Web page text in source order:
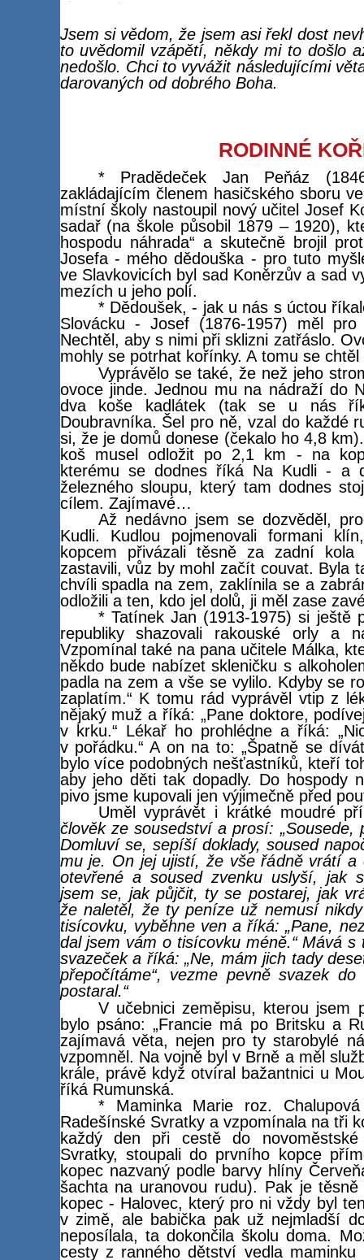
Jsem si vědom, že jsem asi řekl dost
to uvědomil vzápětí, někdy mi to došlo
nedošlo. Chci to vyvážit následujícími
darovaných od dobrého Boha.
RODINNÉ
* Pradědeček Jan Peňáz
zakládajícím členem hasičského sboru
místní školy nastoupil nový učitel Josef
sadař (na škole působil 1879 – 1920),
hospodu náhrada“ a skutečně brojil
Josefa - mého dědouška - pro tuto
ve Slavkovicích byl sad Koněrzův a sad
mezích u jeho polí.
* Dědoušek, - jak u nás s úctou
Slovácku - Josef (1876-1957) měl
Nechtěl, aby s nimi při sklizni zatřáslo.
mohly se potrhat kořínky. A tomu se chtěl
Vyprávělo se také, že než jeho
ovoce jinde. Jednou mu na nádraží do
dva koše kadlátek (tak se u nás
Doubravníka. Šel pro ně, vzal do každé
si, že je domů donese (čekalo ho 4,8
koš musel odložit po 2,1 km - na
kterému se dodnes říká Na Kudli - a
železného sloupu, který tam dodnes
cílem. Zajímavé…
Až nedávno jsem se dozvěděl,
Kudli. Kudlou pojmenovali formani
kopcem přivázali těsně za zadní
zastavili, vůz by mohl začít couvat. Byla
chvíli spadla na zem, zaklínila se a
odložili a ten, kdo jel dolů, ji měl zase
* Tatínek Jan (1913-1975) si ještě
republiky shazovali rakouské orly a
Vzpomínal také na pana učitele Málka,
někdo bude nabízet skleničku s
padla na zem a vše se vylilo. Kdyby se
zaplatím.“ K tomu rád vyprávěl vtip z
nějaký muž a říká: „Pane doktore,
v krku.“ Lékař ho prohlédne a říká:
v pořádku.“ A on na to: „Špatně se
bylo více podobných nešťastníků, kteří
aby jeho děti tak dopadly. Do hospody
pivo jsme kupovali jen výjimečně před
Uměl vyprávět i krátké moudré
člověk ze sousedství a prosí: „Sousede,
Domluví se, sepíší doklady, soused
mu je. On jej ujistí, že vše řádně vrátí a
otevřené a soused zvenku uslyší, jak
jsem se, jak půjčit, ty se postarej, jak
že naletěl, že ty peníze už nemusí
tisícovku, vyběhne ven a říká: „Pane,
dal jsem vám o tisícovku méně.“ Mává
svazeček a říká: „Ne, mám jich tady
přepočítáme“, vezme pevně svazek
postaral.“
V učebnici zeměpisu, kterou jsem
bylo psáno: „Francie má po Britsku a
zajímavá věta, nejen pro ty starobylé
vzpomněl. Na vojně byl v Brně a měl
krále, právě když otvíral bažantnici u
říká Rumunská.
* Maminka Marie roz.
Radešínské Svratky a vzpomínala na tři
každý den při cestě do
Svratky, stoupali do prvního kopce
kopec nazvaný podle barvy hlíny
šachta na uranovou rudu). Pak je
kopec - Halovec, který pro ni vždy byl
v zimě, ale babička pak už nejmladší
neposílala, ta dokončila školu doma.
cesty z ranného dětství vedla